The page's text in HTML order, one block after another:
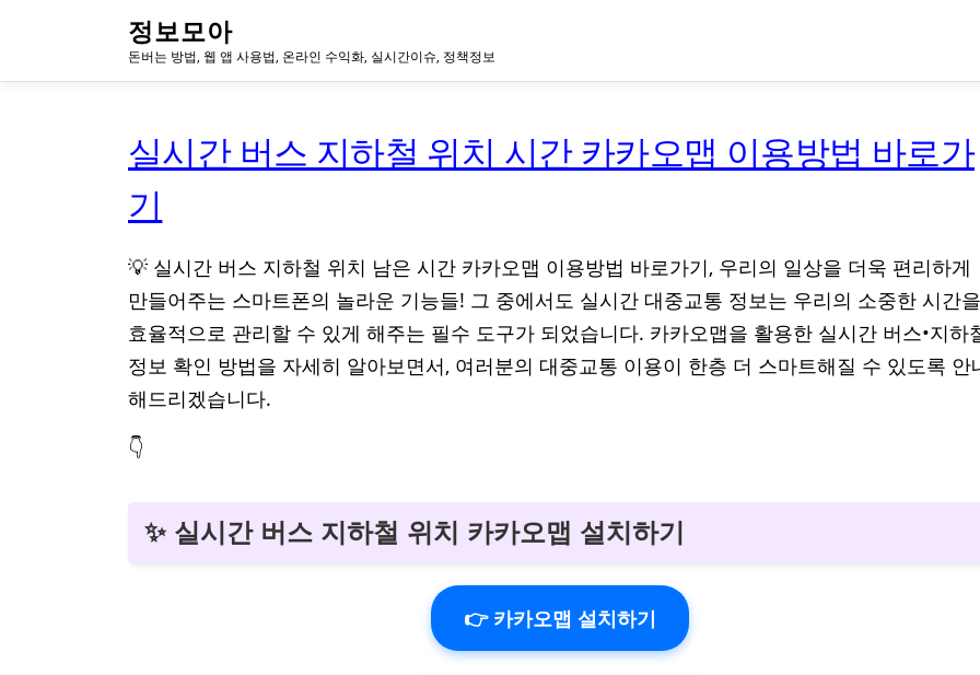
로
정보모아
돈버는 방법, 웹 앱 사용법, 온라인 수익화, 실시간이슈, 정책정보
실시간 버스 지하철 위치 시간 카카오맵 이용방법 바로가
기
💡 실시간 버스 지하철 위치 남은 시간 카카오맵 이용방법 바로가기, 우리의 일상을 더욱 편리하게
만들어주는 스마트폰의 놀라운 기능들! 그 중에서도 실시간 대중교통 정보는 우리의 소중한 시간을
효율적으로 관리할 수 있게 해주는 필수 도구가 되었습니다. 카카오맵을 활용한 실시간 버스•지하
정보 확인 방법을 자세히 알아보면서, 여러분의 대중교통 이용이 한층 더 스마트해질 수 있도록 안
해드리겠습니다.
👇
✨ 실시간 버스 지하철 위치 카카오맵 설치하기
👉 카카오맵 설치하기